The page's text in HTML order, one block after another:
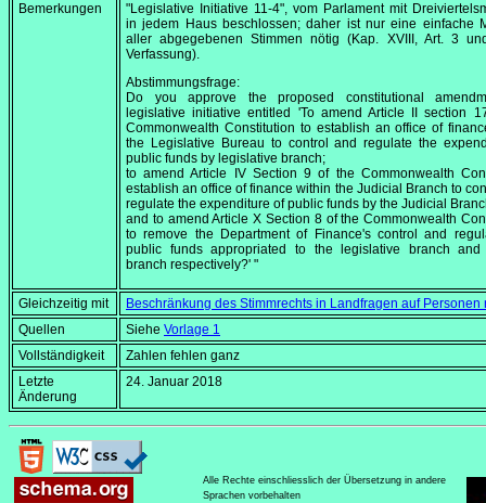
Bemerkungen
"Legislative Initiative 11-4", vom Parlament mit
in jedem Haus beschlossen; daher ist nur eine einfache
aller abgegebenen Stimmen nötig (Kap. XVIII, Art. 3
Verfassung).
Abstimmungsfrage:
Do you approve the proposed constitutional
legislative initiative entitled 'To amend Article II section
Commonwealth Constitution to establish an office of
the Legislative Bureau to control and regulate the
public funds by legislative branch;
to amend Article IV Section 9 of the Commonwealth
establish an office of finance within the Judicial Branch to
regulate the expenditure of public funds by the Judicial
and to amend Article X Section 8 of the Commonwealth
to remove the Department of Finance's control and
public funds appropriated to the legislative branch and
branch respectively?' "
Gleichzeitig mit
Beschränkung des Stimmrechts in Landfragen auf
Quellen
Siehe Vorlage 1
Vollständigkeit
Zahlen fehlen ganz
Letzte
Änderung
24. Januar 2018
Alle Rechte einschliesslich der Übersetzung in andere
Sprachen vorbehalten